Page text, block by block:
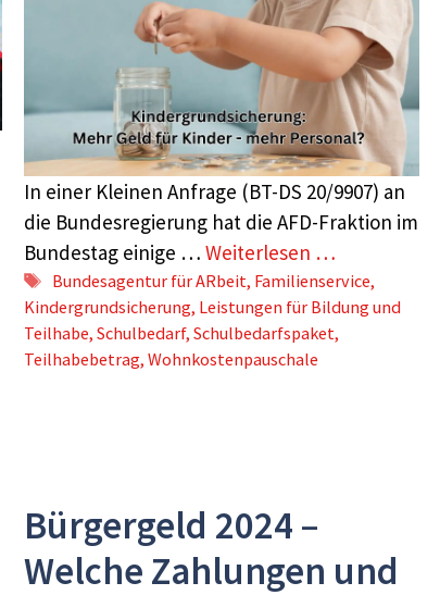
In einer Kleinen Anfrage (BT-DS 20/9907) an
die Bundesregierung hat die AFD-Fraktion im
Bundestag einige …Weiterlesen …
Schlagwörter
Bundesagentur für ARbeit, Familienservice,
Kindergrundsicherung, Leistungen für Bildung und
Teilhabe,Schulbedarf,Schulbedarfspaket,
Teilhabebetrag,Wohnkostenpauschale
Bürgergeld 2024 –
Welche Zahlungen und